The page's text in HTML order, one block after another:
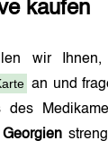
kaufen
wir
an und